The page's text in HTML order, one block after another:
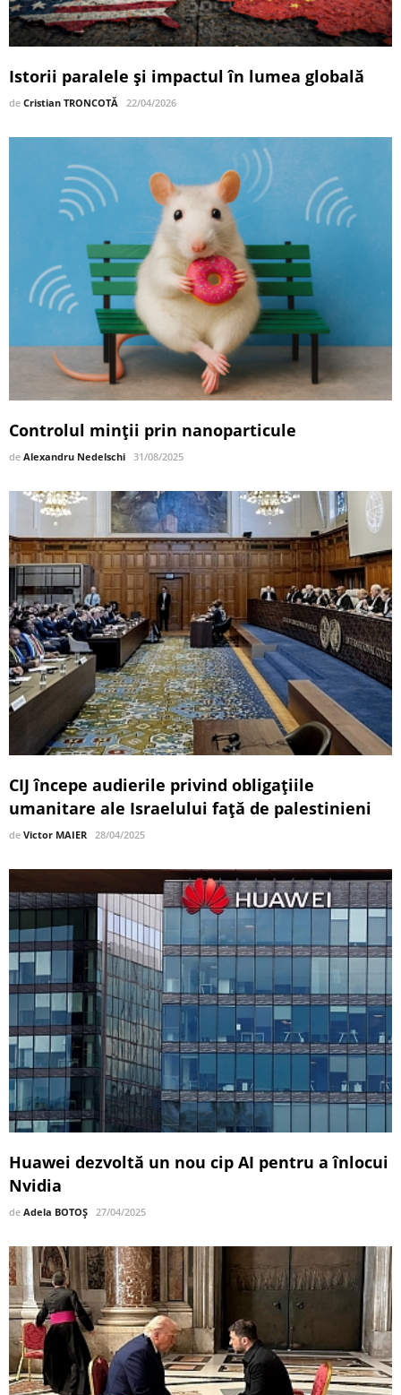
Istorii paralele și impactul în lumea globală
de Cristian TRONCOTĂ 22/04/2026
Controlul minții prin nanoparticule
de Alexandru Nedelschi 31/08/2025
CIJ începe audierile privind obligațiile
umanitare ale Israelului față de palestinieni
de Victor MAIER 28/04/2025
Huawei dezvoltă un nou cip AI pentru a înlocui
Nvidia
de Adela BOTOȘ 27/04/2025